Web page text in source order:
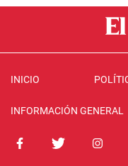
INICIO
INFORMACIÓN GENERAL